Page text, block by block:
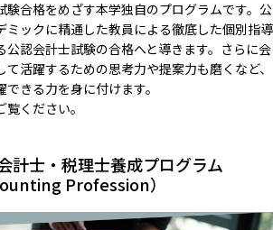
験合格をめざす本学独自のプログラムです。公
ミックに精通した教員による徹底した個別指導
公認会計士試験の合格へと導きます。さらに会
活躍するための思考力や提案力も磨くなど、
きる力を身に付けます。
ください。
計士・税理士養成プログラム
Profession）